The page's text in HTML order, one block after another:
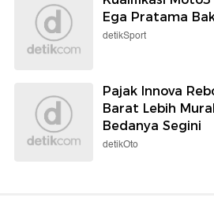
Ega Pratama
detikSport
Pajak Innova
Barat Lebih
Bedanya Segini
detikOto